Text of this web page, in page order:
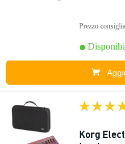
Prezzo
Korg